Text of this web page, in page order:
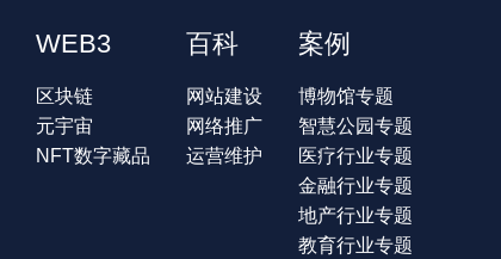
WEB3
区块链
元宇宙
NFT数字藏品
百科
网站建设
网络推广
运营维护
案例
博物馆专题
智慧公园专题
医疗行业专题
金融行业专题
地产行业专题
教育行业专题